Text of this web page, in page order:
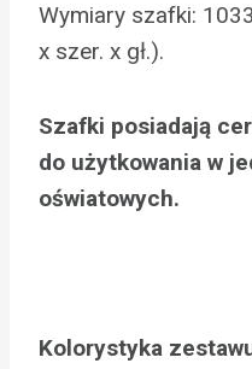
Wymiary szafki:
x szer. x gł.).
Szafki posiadają
do użytkowania w
oświatowych.
Kolorystyka